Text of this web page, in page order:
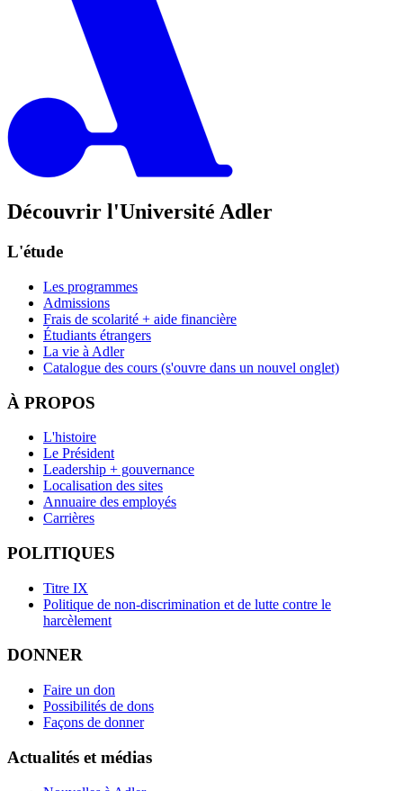
Découvrir l'Université Adler
L'étude
Les programmes
Admissions
Frais de scolarité + aide financière
Étudiants étrangers
La vie à Adler
Catalogue des cours (s'ouvre dans un nouvel onglet)
À PROPOS
L'histoire
Le Président
Leadership + gouvernance
Localisation des sites
Annuaire des employés
Carrières
POLITIQUES
Titre IX
Politique de non-discrimination et de lutte contre le
harcèlement
DONNER
Faire un don
Possibilités de dons
Façons de donner
Actualités et médias